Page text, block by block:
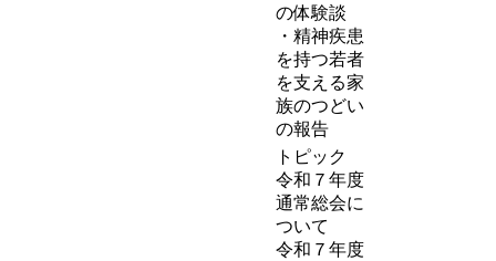
の体験談
・精神疾患
を持つ若者
を支える家
族のつどい
の報告
トピック
令和７年度
通常総会に
ついて
令和７年度